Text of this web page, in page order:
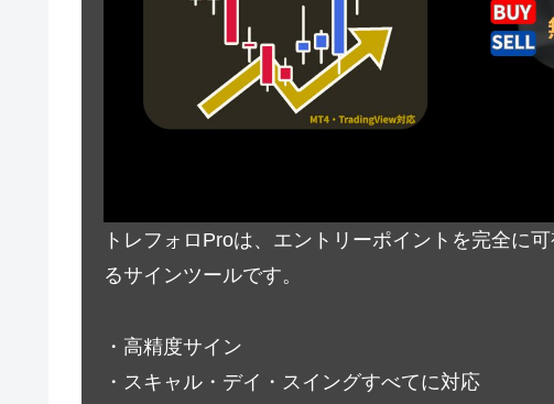
トレフォロProは、エントリーポイントを完全に
るサインツールです。
・高精度サイン
・スキャル・デイ・スイングすべてに対応